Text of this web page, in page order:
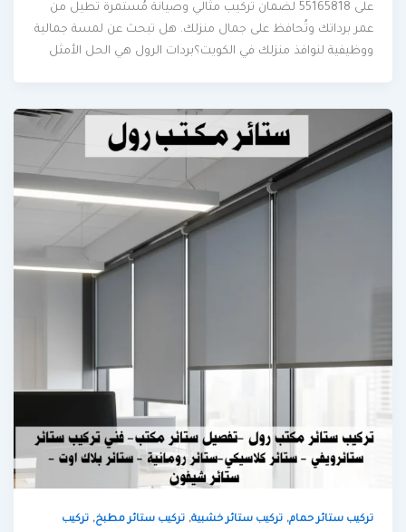
على 55165818 لضمان تركيب مثالي وصيانة مُستمرة تُطيل من
عمر برداتك وتُحافظ على جمال منزلك. هل تبحث عن لمسة جمالية
ووظيفية لنوافذ منزلك في الكويت؟بردات الرول هي الحل الأمثل
تركيب ستائر حمام,تركيب ستائر خشبية,تركيب ستائر مطبخ,تركيب